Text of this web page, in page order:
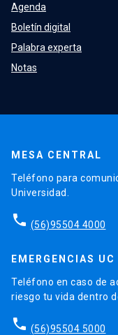
Agenda
Boletín digital
Palabra experta
Notas
MESA CENTRAL
Teléfono para
Universidad.
phone (56)95504 4000
EMERGENCIAS UC
Teléfono en caso de
riesgo tu vida dentro
phone (56)95504 5000